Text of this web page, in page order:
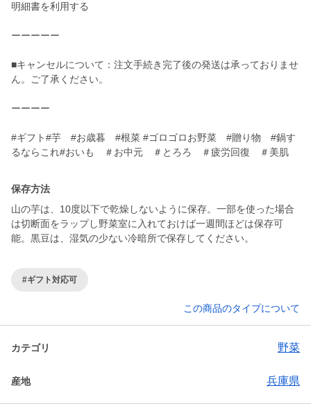
明細書を利用する
ーーーーー
■キャンセルについて：注文手続き完了後の発送は承っておりませ
ん。ご了承ください。
ーーーー
#ギフト#芋 #お歳暮 #根菜 #ゴロゴロお野菜 #贈り物 #鍋す
るならこれ#おいも ＃お中元 ＃とろろ ＃疲労回復 ＃美肌
保存方法
山の芋は、10度以下で乾燥しないように保存。一部を使った場合
は切断面をラップし野菜室に入れておけば一週間ほどは保存可
能。黒豆は、湿気の少ない冷暗所で保存してください。
#ギフト対応可
この商品のタイプについて
カテゴリ 野菜
産地 兵庫県